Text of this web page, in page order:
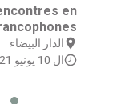
en
الدار البيضاء
ال 10 يونيو 2021 à 11:00